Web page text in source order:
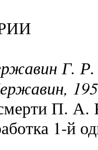
Г. Р.
П.
1-й